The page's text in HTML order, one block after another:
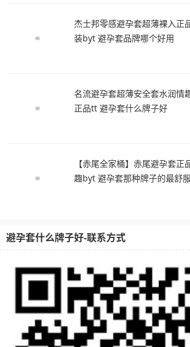
杰士邦零感避孕套超薄裸入正
装byt 避孕套品牌哪个好用
名流避孕套超薄安全套水润情
正品tt 避孕套什么牌子好
【赤尾全家桶】赤尾避孕套
趣byt 避孕套那种牌子的最舒服
避孕套什么牌子好-联系方式